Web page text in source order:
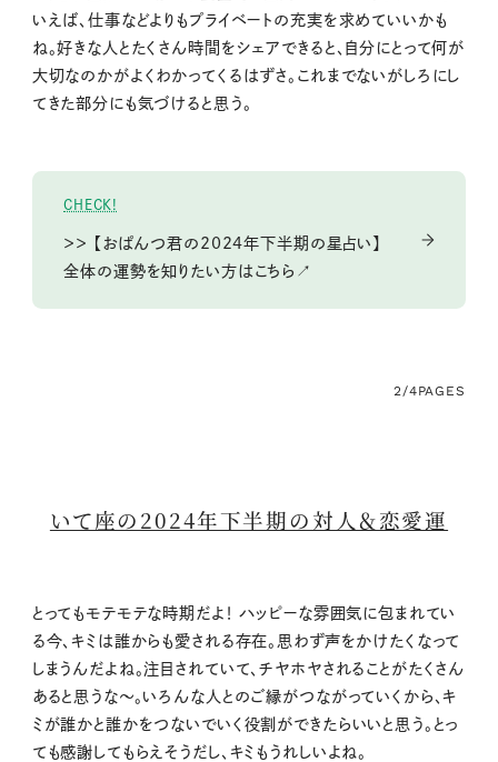
いえば、仕事などよりもプライベートの充実を求めていいかも
ね。好きな人とたくさん時間をシェアできると、自分にとって何が
大切なのかがよくわかってくるはずさ。これまでないがしろにし
てきた部分にも気づけると思う。
CHECK!
＞＞ 【おぱんつ君の2024年下半期の星占い】
全体の運勢を知りたい方はこちら↗
2/4PAGES
いて座の2024年下半期の対人＆恋愛運
とってもモテモテな時期だよ！ ハッピーな雰囲気に包まれてい
る今、キミは誰からも愛される存在。思わず声をかけたくなって
しまうんだよね。注目されていて、チヤホヤされることがたくさん
あると思うな〜。いろんな人とのご縁がつながっていくから、キ
ミが誰かと誰かをつないでいく役割ができたらいいと思う。とっ
ても感謝してもらえそうだし、キミもうれしいよね。